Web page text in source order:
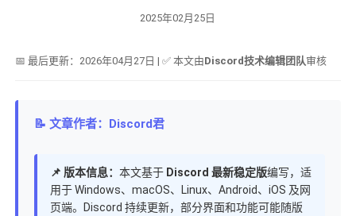
2025年02月25日
📅 最后更新：2026年04月27日 | ✅ 本文由Discord技术编辑团队审核
📝 文章作者：Discord君
📌 版本信息： 本文基于 Discord 最新稳定版编写，适
用于 Windows、macOS、Linux、Android、iOS 及网
页端。Discord 持续更新，部分界面和功能可能随版